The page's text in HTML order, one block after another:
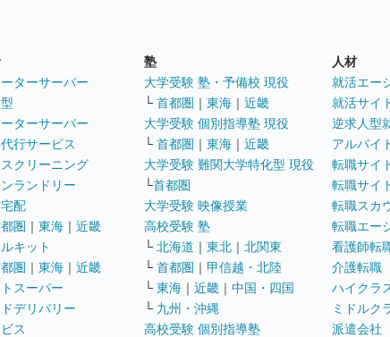
ターサーバー
ターサーバー
行サービス
クリーニング
ランドリー
配
圏 ｜ 東海 ｜ 近畿
キット
圏 ｜ 東海 ｜ 近畿
スーパー
デリバリー
ス
塾
大学受験 塾・予備校 現役
└ 首都圏 ｜ 東海 ｜ 近畿
大学受験 個別指導塾 現役
└ 首都圏 ｜ 東海 ｜ 近畿
大学受験 難関大学特化型 現役
└首都圏
大学受験 映像授業
高校受験 塾
└ 北海道 ｜ 東北 ｜ 北関東
└ 首都圏 ｜ 甲信越・北陸
└ 東海 ｜ 近畿 ｜ 中国・四国
└ 九州・沖縄
高校受験 個別指導塾
人材
就活エー
就活サイ
逆求人型
アルバイ
転職サイ
転職サイ
転職スカ
転職エー
看護師転
介護転職
ハイクラ
ミドルク
派遣会社